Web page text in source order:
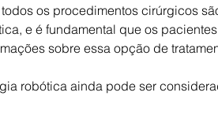
os procedimentos cirúrgicos
e é fundamental que os
sobre essa opção de
robótica ainda pode ser